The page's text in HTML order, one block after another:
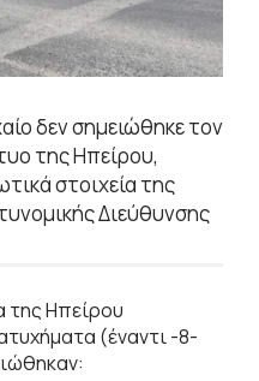
δεν σημειώθηκε τον
της Ηπείρου,
στοιχεία της
Διεύθυνσης
της Ηπείρου
(έναντι -8-